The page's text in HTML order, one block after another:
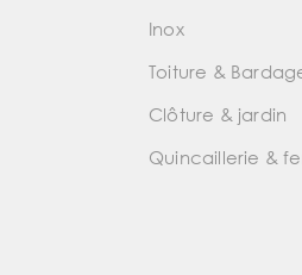
Inox
Toiture &
Clôture & jardin
Quincaillerie &